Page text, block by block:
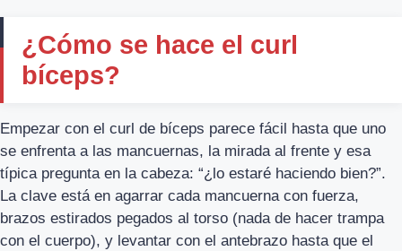
¿Cómo se hace el curl
bíceps?
Empezar con el curl de bíceps parece fácil hasta que uno
se enfrenta a las mancuernas, la mirada al frente y esa
típica pregunta en la cabeza: “¿lo estaré haciendo bien?”.
La clave está en agarrar cada mancuerna con fuerza,
brazos estirados pegados al torso (nada de hacer trampa
con el cuerpo), y levantar con el antebrazo hasta que el